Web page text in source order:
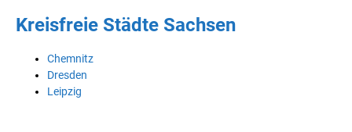
Kreisfreie Städte Sachsen
Chemnitz
Dresden
Leipzig